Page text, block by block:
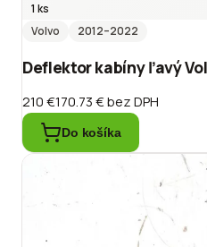
1 ks
Volvo
2012–2022
Deflektor kabíny ľavý
210 €170.73 €bez DPH
Do košíka